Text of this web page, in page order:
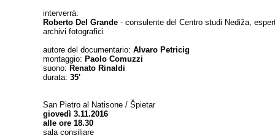
interverrà:
Roberto Del Grande - consulente del Centro studi Nediža,
archivi fotografici
autore del documentario: Alvaro Petricig
montaggio: Paolo Comuzzi
suono: Renato Rinaldi
durata: 35'
San Pietro al Natisone / Špietar
giovedì 3.11.2016
alle ore 18.30
sala consiliare